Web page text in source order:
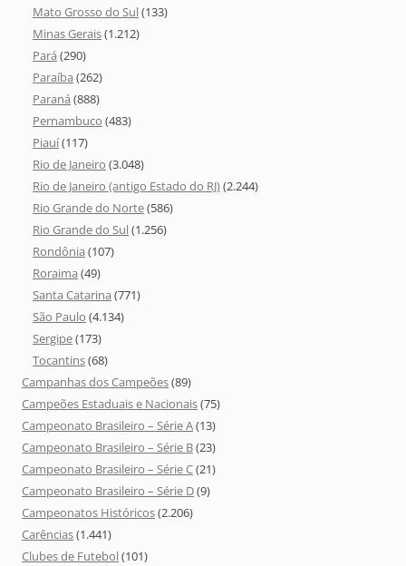
Mato Grosso do Sul(133)
Minas Gerais(1.212)
Pará (290)
Paraíba (262)
Paraná (888)
Pernambuco (483)
Piauí(117)
Rio de Janeiro (3.048)
Rio de Janeiro (antigo Estado do RJ)(2.244)
Rio Grande do Norte(586)
Rio Grande do Sul(1.256)
Rondônia (107)
Roraima (49)
Santa Catarina (771)
São Paulo (4.134)
Sergipe(173)
Tocantins(68)
Campanhas dos Campeões(89)
Campeões Estaduais e Nacionais(75)
Campeonato Brasileiro – Série A(13)
Campeonato Brasileiro – Série B(23)
Campeonato Brasileiro – Série C(21)
Campeonato Brasileiro – Série D(9)
Campeonatos Históricos(2.206)
Carências(1.441)
Clubes de Futebol(101)